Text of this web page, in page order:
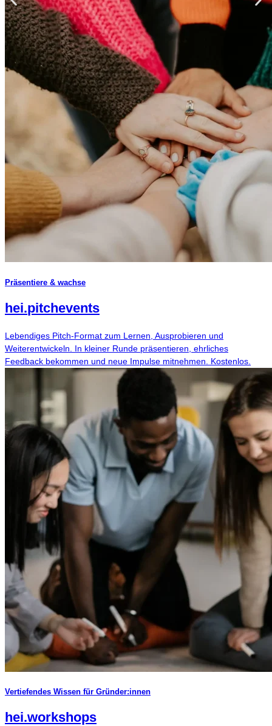
Präsentiere & wachse
hei.pitchevents
Lebendiges Pitch-Format zum Lernen, Ausprobieren und
Weiterentwickeln. In kleiner Runde präsentieren, ehrliches
Feedback bekommen und neue Impulse mitnehmen. Kostenlos.
Vertiefendes Wissen für Gründer:innen
hei.workshops